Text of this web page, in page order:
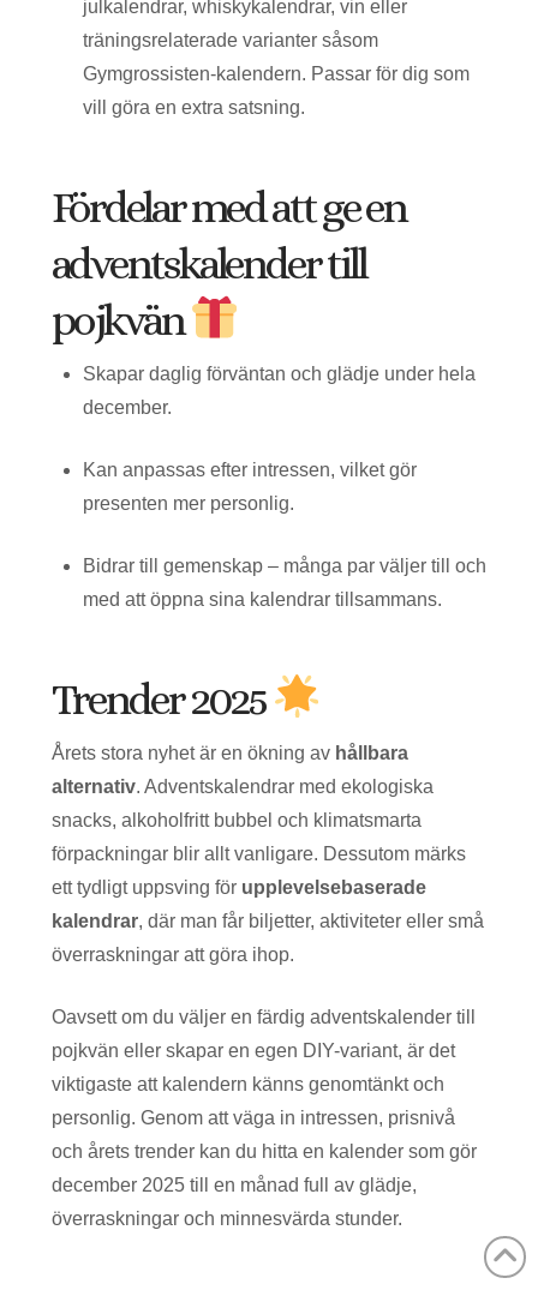
julkalendrar, whiskykalendrar, vin eller
träningsrelaterade varianter såsom
Gymgrossisten-kalendern. Passar för dig som
vill göra en extra satsning.
Fördelar med att ge en
adventskalender till
pojkvän
Skapar daglig förväntan och glädje under hela
december.
Kan anpassas efter intressen, vilket gör
presenten mer personlig.
Bidrar till gemenskap – många par väljer till och
med att öppna sina kalendrar tillsammans.
Trender 2025
Årets stora nyhet är en ökning av hållbara
alternativ. Adventskalendrar med ekologiska
snacks, alkoholfritt bubbel och klimatsmarta
förpackningar blir allt vanligare. Dessutom märks
ett tydligt uppsving för upplevelsebaserade
kalendrar, där man får biljetter, aktiviteter eller små
överraskningar att göra ihop.
Oavsett om du väljer en färdig adventskalender till
pojkvän eller skapar en egen DIY-variant, är det
viktigaste att kalendern känns genomtänkt och
personlig. Genom att väga in intressen, prisnivå
och årets trender kan du hitta en kalender som gör
december 2025 till en månad full av glädje,
överraskningar och minnesvärda stunder.